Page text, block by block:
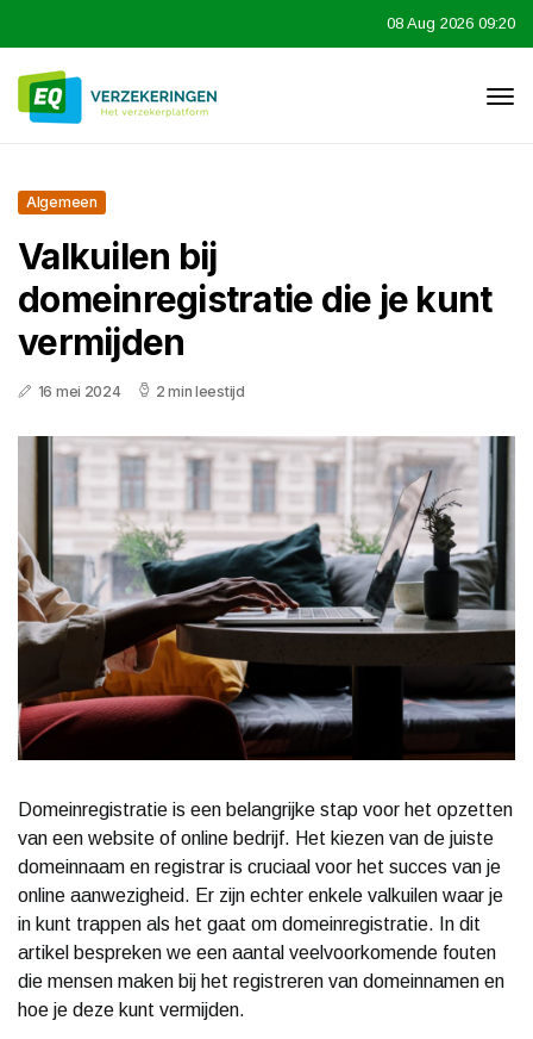
08 Aug 2026 09:20
Algemeen
Valkuilen bij
domeinregistratie die je kunt
vermijden
16 mei 2024 2 min leestijd
Domeinregistratie is een belangrijke stap voor het opzetten
van een website of online bedrijf. Het kiezen van de juiste
domeinnaam en registrar is cruciaal voor het succes van je
online aanwezigheid. Er zijn echter enkele valkuilen waar je
in kunt trappen als het gaat om domeinregistratie. In dit
artikel bespreken we een aantal veelvoorkomende fouten
die mensen maken bij het registreren van domeinnamen en
hoe je deze kunt vermijden.